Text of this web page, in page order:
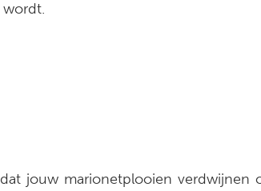
jouw marionetplooien verdwijnen